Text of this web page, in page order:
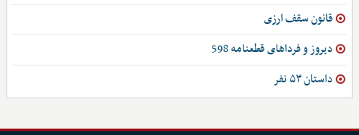
قانون سقف ارزی
دیروز و فرداهای قطعنامه 598
داستان ۵۳ نفر